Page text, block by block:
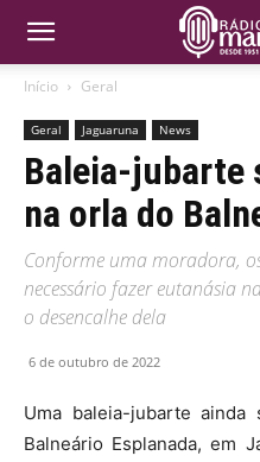
Início Geral
Geral Jaguaruna News
Baleia-jubarte
na orla do
Conforme uma moradora,
necessário fazer eutanásia
o desencalhe dela
6 de outubro de 2022
Uma baleia-jubarte
Balneário Esplanada, em